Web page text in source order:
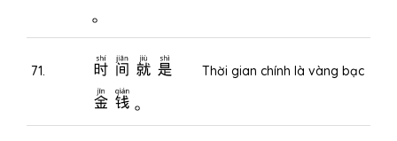
71.
时间就是
金钱。
Thời gian chính là vàng bạc